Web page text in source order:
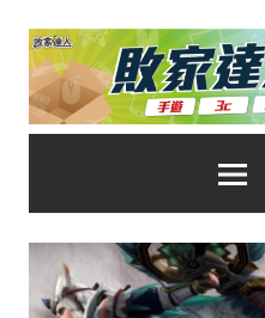
Skip
content
家
達
No.1
遊
科